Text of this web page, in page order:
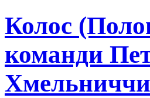
Колос
команди